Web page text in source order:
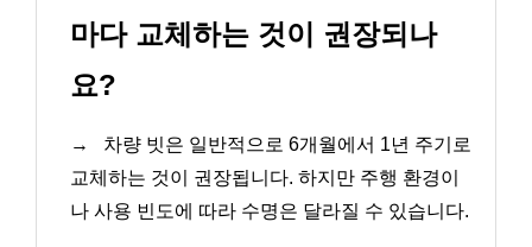
마다 교체하는 것이 권장되나
요?
→
차량 빗은 일반적으로 6개월에서 1년 주기로
교체하는 것이 권장됩니다. 하지만 주행 환경이
나 사용 빈도에 따라 수명은 달라질 수 있습니다.